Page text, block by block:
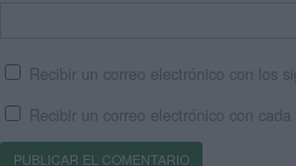
Recibir un correo electrónico con los
Recibir un correo electrónico con